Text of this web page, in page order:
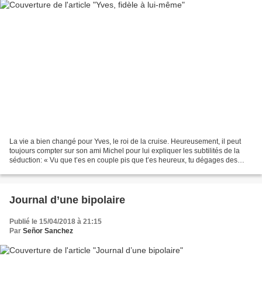
La vie a bien changé pour Yves, le roi de la cruise. Heureusement, il peut
toujours compter sur son ami Michel pour lui expliquer les subtilités de la
séduction: « Vu que t’es en couple pis que t’es heureux, tu dégages des
Journal d’une bipolaire
Publié le 15/04/2018 à 21:15
Par Señor Sanchez